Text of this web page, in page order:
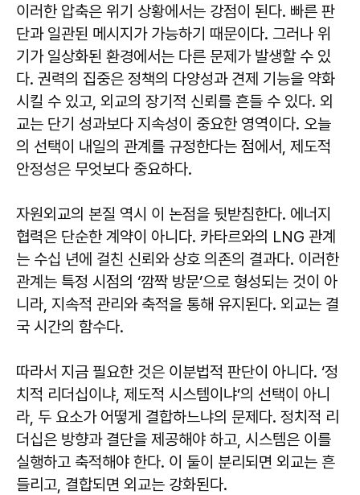
이러한 압축은 위기 상황에서는 강점이 된다. 빠른 판
단과 일관된 메시지가 가능하기 때문이다. 그러나 위
기가 일상화된 환경에서는 다른 문제가 발생할 수 있
다. 권력의 집중은 정책의 다양성과 견제 기능을 약화
시킬 수 있고, 외교의 장기적 신뢰를 흔들 수 있다. 외
교는 단기 성과보다 지속성이 중요한 영역이다. 오늘
의 선택이 내일의 관계를 규정한다는 점에서, 제도적
안정성은 무엇보다 중요하다.
자원외교의 본질 역시 이 논점을 뒷받침한다. 에너지
협력은 단순한 계약이 아니다. 카타르와의 LNG 관계
는 수십 년에 걸친 신뢰와 상호 의존의 결과다. 이러한
관계는 특정 시점의 ‘깜짝 방문’으로 형성되는 것이 아
니라, 지속적 관리와 축적을 통해 유지된다. 외교는 결
국 시간의 함수다.
따라서 지금 필요한 것은 이분법적 판단이 아니다. ‘정
치적 리더십이냐, 제도적 시스템이냐’의 선택이 아니
라, 두 요소가 어떻게 결합하느냐의 문제다. 정치적 리
더십은 방향과 결단을 제공해야 하고, 시스템은 이를
실행하고 축적해야 한다. 이 둘이 분리되면 외교는 흔
들리고, 결합되면 외교는 강화된다.